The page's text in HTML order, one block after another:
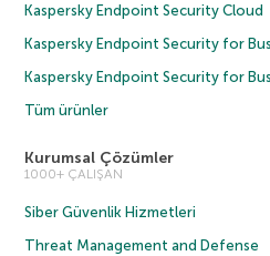
Kaspersky Endpoint Security Cloud
Kaspersky Endpoint Security for
Kaspersky Endpoint Security for
Tüm ürünler
Kurumsal Çözümler
1000+ ÇALIŞAN
Siber Güvenlik Hizmetleri
Threat Management and Defense